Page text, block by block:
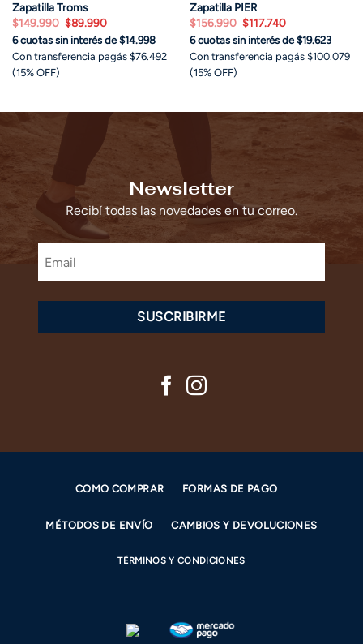
Zapatilla Troms
$149.990 El
precio
original
era:
$149.990.
$89.990El
precio
actual
es:
$89.990.
6 cuotas sin interés de $14.998
Con transferencia pagás $76.492
(15% OFF)
Zapatilla PIER
$156.990 El
precio
original
era:
$156.990.
$117.740El
precio
actual
es:
$117.740.
6 cuotas sin interés de $19.623
Con transferencia pagás $100.079
(15% OFF)
Newsletter
Recibí todas las novedades en tu correo.
SUSCRIBIRME
COMO COMPRAR FORMAS DE PAGO
MÉTODOS DE ENVÍO CAMBIOS Y DEVOLUCIONES
TÉRMINOS Y CONDICIONES